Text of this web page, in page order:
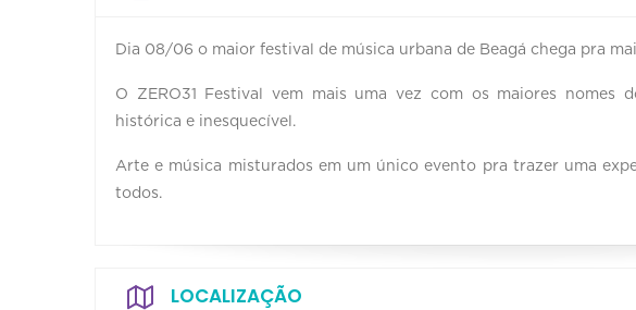
Dia 08/06 o maior festival de música urbana de Beagá chega pra
O ZERO31 Festival vem mais uma vez com os maiores nomes
histórica e inesquecível.
Arte e música misturados em um único evento pra trazer uma
todos.
LOCALIZAÇÃO